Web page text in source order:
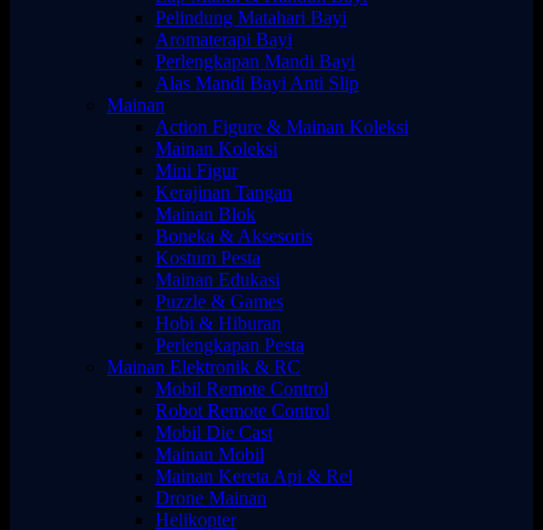
Pelindung Matahari Bayi
Aromaterapi Bayi
Perlengkapan Mandi Bayi
Alas Mandi Bayi Anti Slip
Mainan
Action Figure & Mainan Koleksi
Mainan Koleksi
Mini Figur
Kerajinan Tangan
Mainan Blok
Boneka & Aksesoris
Kostum Pesta
Mainan Edukasi
Puzzle & Games
Hobi & Hiburan
Perlengkapan Pesta
Mainan Elektronik & RC
Mobil Remote Control
Robot Remote Control
Mobil Die Cast
Mainan Mobil
Mainan Kereta Api & Rel
Drone Mainan
Helikopter